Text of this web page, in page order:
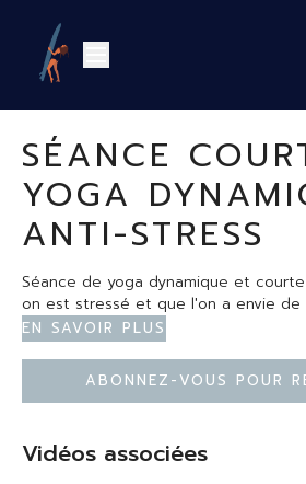
SÉANCE
YOGA
ANTI-STRESS
Séance de yoga dynamique et
on est stressé et que l'on a envie de
En savoir plus
Abonnez-vous pour
Vidéos associées